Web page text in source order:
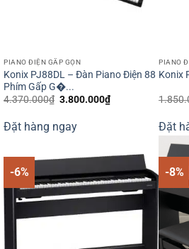
PIANO ĐIỆN GẤP GỌN
Konix PJ88DL – Đàn Piano Điện 88
Phím Gấp G�...
4.370.000₫ Giá
4.370.000₫.
3.800.000₫Giá
hiện
3.800.000₫.
Đặt hàng ngay
PIANO
Konix
Đặt
-6% -8%